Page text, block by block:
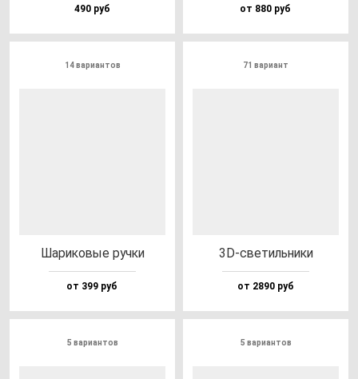
490 руб от 880 руб
14 вариантов
Шари­ко­вые руч­ки
от 399 руб
71 вариант
3D-све­тиль­ни­ки
от 2890 руб
5 вариантов 5 вариантов